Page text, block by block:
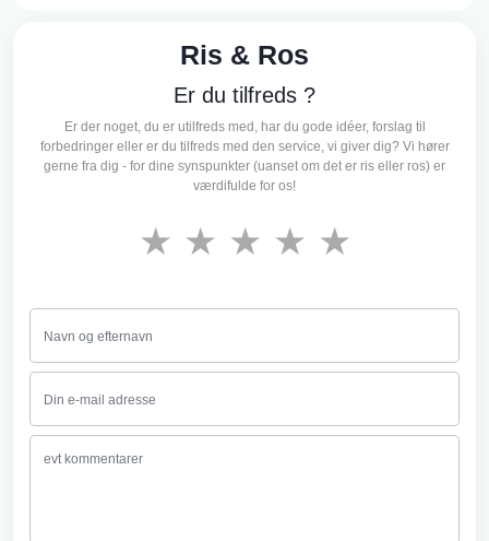
Ris & Ros
Er du tilfreds ?
Er der noget, du er utilfreds med, har du gode idéer, forslag til
forbedringer eller er du tilfreds med den service, vi giver dig? Vi hører
gerne fra dig - for dine synspunkter (uanset om det er ris eller ros) er
værdifulde for os!
★
★
★
★
★